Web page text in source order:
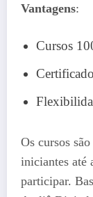
Vantagens:
Cursos
Os cursos
iniciantes até
participar.